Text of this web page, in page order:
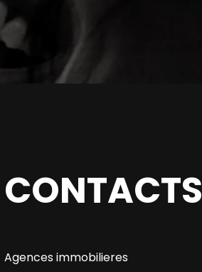
CONTACTS
Agences immobilieres